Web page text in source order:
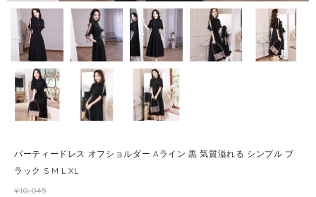
パーティードレス オフショルダー Aライン 黒 気質溢れる シンプル ブ
ラック S M L XL
¥10,045